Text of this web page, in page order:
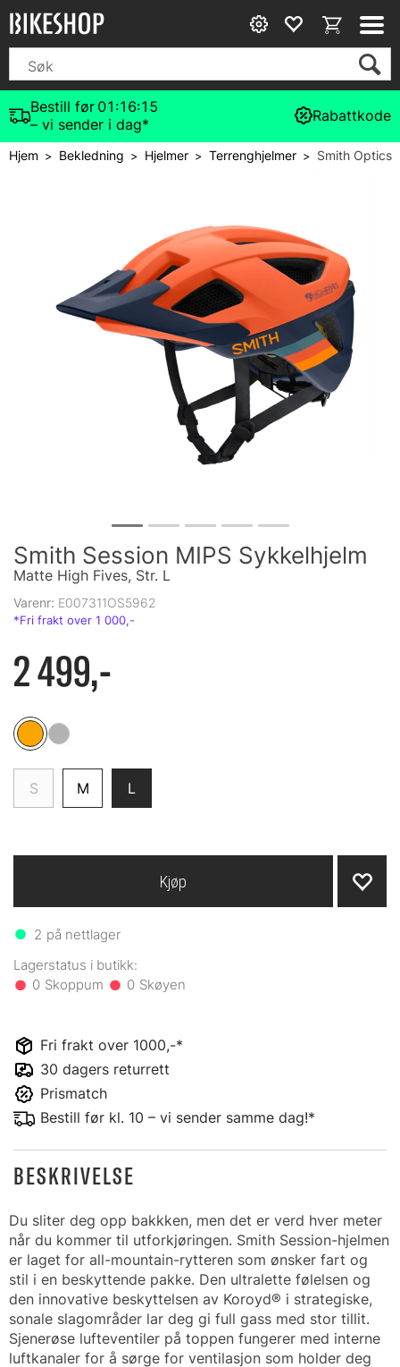
Bestill før 01:16:15
– vi sender i dag*
Rabattkode
Hjem> Bekledning > Hjelmer>Terrenghjelmer> Smith Optics
Smith Session MIPS Sykkelhjelm
Matte High Fives, Str. L
Varenr: E007311OS5962
2 499,-
S M L
2 på nettlager
0 0
Kjøp
Fri frakt over 1000,-*
30 dagers returrett
Prismatch
Bestill før kl. 10 – vi sender samme dag!*
BESKRIVELSE
Du sliter deg opp bakkken, men det er verd hver meter
når du kommer til utforkjøringen. Smith Session-hjelmen
er laget for all-mountain-rytteren som ønsker fart og
stil i en beskyttende pakke. Den ultralette følelsen og
den innovative beskyttelsen av Koroyd® i strategiske,
sonale slagområder lar deg gi full gass med stor tillit.
Sjenerøse lufteventiler på toppen fungerer med interne
luftkanaler for å sørge for ventilasjon som holder deg